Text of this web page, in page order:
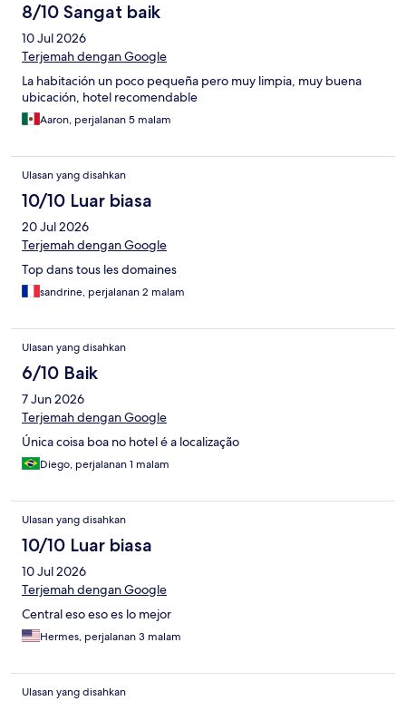
8/10 Sangat baik
10 Jul 2026
Terjemah dengan Google
La habitación un poco pequeña pero muy limpia, muy buena
ubicación, hotel recomendable
Aaron, perjalanan 5 malam
Ulasan yang disahkan
10/10 Luar biasa
20 Jul 2026
Terjemah dengan Google
Top dans tous les domaines
sandrine, perjalanan 2 malam
Ulasan yang disahkan
6/10 Baik
7 Jun 2026
Terjemah dengan Google
Única coisa boa no hotel é a localização
Diego, perjalanan 1 malam
Ulasan yang disahkan
10/10 Luar biasa
10 Jul 2026
Terjemah dengan Google
Central eso eso es lo mejor
Hermes, perjalanan 3 malam
Ulasan yang disahkan